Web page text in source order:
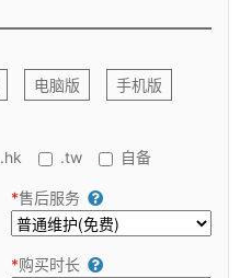
电脑版 手机版
.hk .tw 自备
*售后服务
*购买时长